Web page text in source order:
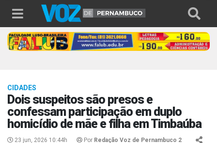
CIDADES
Dois suspeitos são presos e
confessam participação em duplo
homicídio de mãe e filha em Timbaúba
23 jun, 2026 10:44h Por Redação Voz de Pernambuco 2